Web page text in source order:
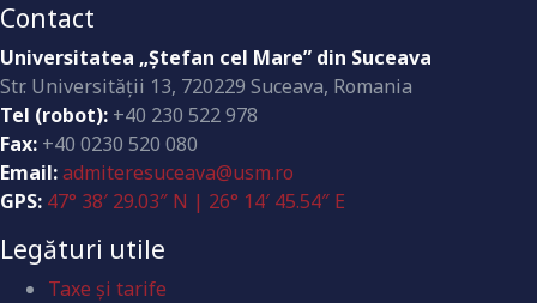
Contact
Universitatea „Ştefan cel Mare” din Suceava
Str. Universităţii 13, 720229 Suceava, Romania
Tel (robot): +40 230 522 978
Fax: +40 0230 520 080
Email:admiteresuceava@usm.ro
GPS: 47° 38′ 29.03″ N | 26° 14′ 45.54″ E
Legături utile
Taxe și tarife